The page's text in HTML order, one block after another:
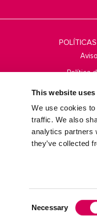
This website
We use cookies
traffic. We also
analytics partners
they’ve collected
Necessary
Política
Política de
Términos